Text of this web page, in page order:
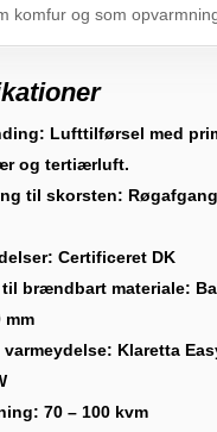
komfur og som
Lufttilførsel med
og tertiærluft.
til skorsten:
Certificeret DK
brændbart materiale:
mm
varmeydelse: Klaretta
70 – 100 kvm